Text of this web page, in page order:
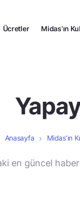
Ücretler Midas’ın
Anasayfa Midas’ın
en güncel